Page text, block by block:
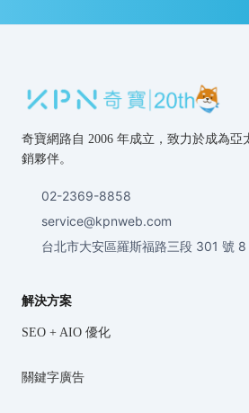
奇寶網路自 2006 年成立，致力於成為亞
銷夥伴。
02-2369-8858
service@kpnweb.com
台北市大安區羅斯福路三段 301 號 8
解決方案
SEO + AIO 優化
關鍵字廣告